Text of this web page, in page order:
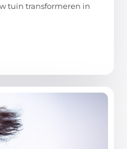
tuin transformeren in